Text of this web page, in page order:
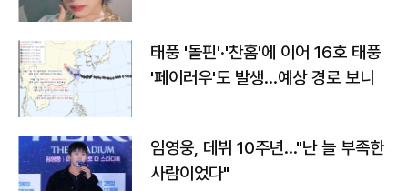
태풍 '돌핀'·'찬홈'에 이어 16호 태풍
'페이러우'도 발생…예상 경로 보니
임영웅, 데뷔 10주년…"난 늘 부족한
사람이었다"